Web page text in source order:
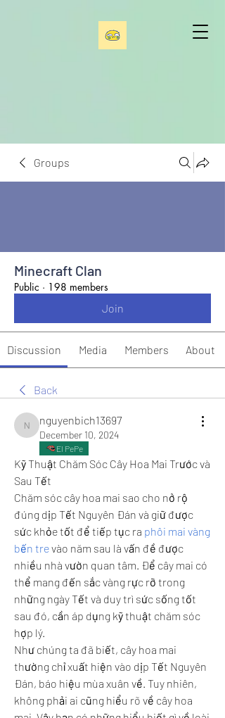
Groups
Minecraft Clan
Public · 198 members
Join
Discussion Media Members About
Back
nguyenbich13697
nguyenbich13697
December 10, 2024
El PePe
Kỹ Thuật Chăm Sóc Cây Hoa Mai Trước và
Sau Tết
Chăm sóc cây hoa mai sao cho nở rộ
đúng dịp Tết Nguyên Đán và giữ được
sức khỏe tốt để tiếp tục ra phôi mai vàng
bến tre vào năm sau là vấn đề được
nhiều nhà vườn quan tâm. Để cây mai có
thể mang đến sắc vàng rực rỡ trong
những ngày Tết và duy trì sức sống tốt
sau đó, cần áp dụng kỹ thuật chăm sóc
hợp lý.
Như chúng ta đã biết, cây hoa mai
thường chỉ xuất hiện vào dịp Tết Nguyên
Đán, báo hiệu mùa xuân về. Tuy nhiên,
không phải ai cũng hiểu rõ về cây hoa